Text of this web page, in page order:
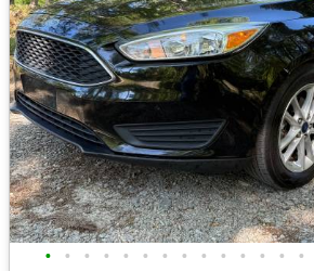
• • • • • • • • • • • • • •